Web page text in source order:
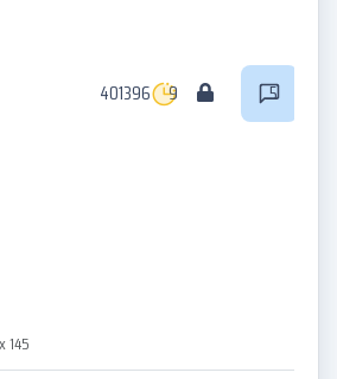
145
401396 9 5